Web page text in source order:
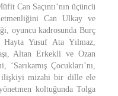
Can Saçıntı’nın üçüncü
Can Ulkay ve
oyuncu kadrosunda Burç
Yusuf Ata Yılmaz,
Altan Erkekli ve Ozan
Çocukları’nı,
ilişkiyi mizahi bir dille ele
koltuğunda Tolga